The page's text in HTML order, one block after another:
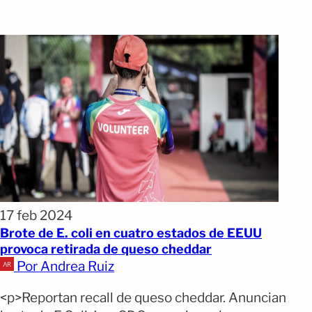
17 feb 2024
Brote de E. coli en cuatro estados de EEUU
provoca retirada de queso cheddar
Por Andrea Ruiz
<p>Reportan recall de queso cheddar. Anuncian